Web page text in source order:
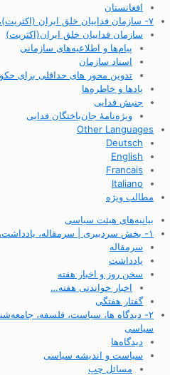
افغانستان
۷- سازمان فداییان خلق ایران (اکثریت)، یادها و خاطره ها، کتابخانه مجازی
سازمان فداییان خلق ایران(اکثریت)
پیام‌ها و اطلاعیه‌های سازمانی
اسناد سازمان
تدوین محور های حداقلی برای
یادها و خاطره‌ها
جنبش فدایی
ویژه‌نامهٔ جان‌باختگان فدایی
Other Languages
Deutsch
English
Francais
Italiano
مطالب ویژه
بیانیه‌های هیئت سیاسی
۱- بخش سردبیری | سرمقاله، یادداشت، سخن روز و پژوهش‌ها
سرمقاله
یادداشت
سخن روز و اخبار هفته
اخبار خواندنی هفته…
گفتار هفتگی
۲- دیدگاه ها، سیاست، فلسفه،
سیاسی
دیدگاه‌ها
سیاست و اندیشه سیاسی
مسائل چپ